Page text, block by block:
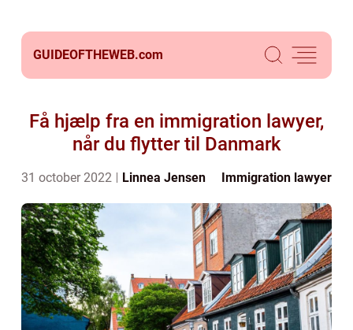
GUIDEOFTHEWEB.com
Få hjælp fra en immigration lawyer,
når du flytter til Danmark
31 october 2022 Linnea Jensen Immigration lawyer